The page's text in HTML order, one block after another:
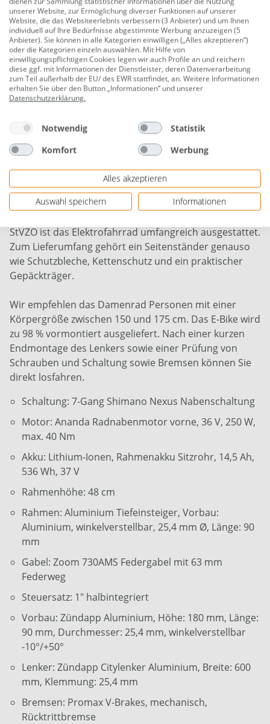
von E-Bike Akkus kaum möglich. Unsere Angaben
sollen daher als Richtwert verstanden werden.
Die Nabenschaltung mit 7 Gängen stellt jederzeit die
passende Übersetzung für die gefahrene Strecke
bereit. Die robusten Shimano Nexus Komponenten
benötigen wenig Wartung und dank gerade
ans Ritzel übertragen. Auch eine Rücktrittbremse
gehört dazu. Zusätzlich wird das E Fahrrad von V-
Brakes an beiden Rädern gebremst. Das Hollandrad
fährt auf lauffreudigen Kenda Khan II Reifen mit 700c x
40c Größe und umlaufendem Reflexstreifen.
StVZO ist das Elektrofahrrad umfangreich ausgestattet.
Zum Lieferumfang gehört ein Seitenständer genauso
wie Schutzbleche, Kettenschutz und ein praktischer
Gepäckträger.
Wir empfehlen das Damenrad Personen mit einer
Körpergröße zwischen 150 und 175 cm. Das E-Bike wird
zu 98 % vormontiert ausgeliefert. Nach einer kurzen
Endmontage des Lenkers sowie einer Prüfung von
Schrauben und Schaltung sowie Bremsen können Sie
direkt losfahren.
Schaltung: 7-Gang Shimano Nexus Nabenschaltung
Motor: Ananda Radnabenmotor vorne, 36 V, 250 W,
max. 40 Nm
Akku: Lithium-Ionen, Rahmenakku Sitzrohr, 14,5 Ah,
536 Wh, 37 V
Rahmenhöhe: 48 cm
Rahmen: Aluminium Tiefeinsteiger, Vorbau:
Aluminium, winkelverstellbar, 25,4 mm Ø, Länge: 90
mm
Gabel: Zoom 730AMS Federgabel mit 63 mm
Federweg
Steuersatz: 1" halbintegriert
Vorbau: Zündapp Aluminium, Höhe: 180 mm, Länge:
90 mm, Durchmesser: 25,4 mm, winkelverstellbar
-10°/+50°
Lenker: Zündapp Citylenker Aluminium, Breite: 600
mm, Klemmung: 25,4 mm
Bremsen: Promax V-Brakes, mechanisch,
Rücktrittbremse
unserer Website, zur Ermöglichung diverser Funktionen auf unserer
Website, die das Websiteerlebnis verbessern (3 Anbieter) und um Ihnen
individuell auf Ihre Bedürfnisse abgestimmte Werbung anzuzeigen (5
Anbieter). Sie können in alle Kategorien einwilligen („Alles akzeptieren“)
oder die Kategorien einzeln auswählen. Mit Hilfe von
einwilligungspflichtigen Cookies legen wir auch Profile an und reichern
diese ggf. mit Informationen der Dienstleister, deren Datenverarbeitung
zum Teil außerhalb der EU/ des EWR stattfindet, an. Weitere Informationen
erhalten Sie über den Button „Informationen“ und unserer
Datenschutzerklärung.
Notwendig
Statistik
Komfort
Werbung
Alles akzeptieren
Auswahl speichern
Informationen